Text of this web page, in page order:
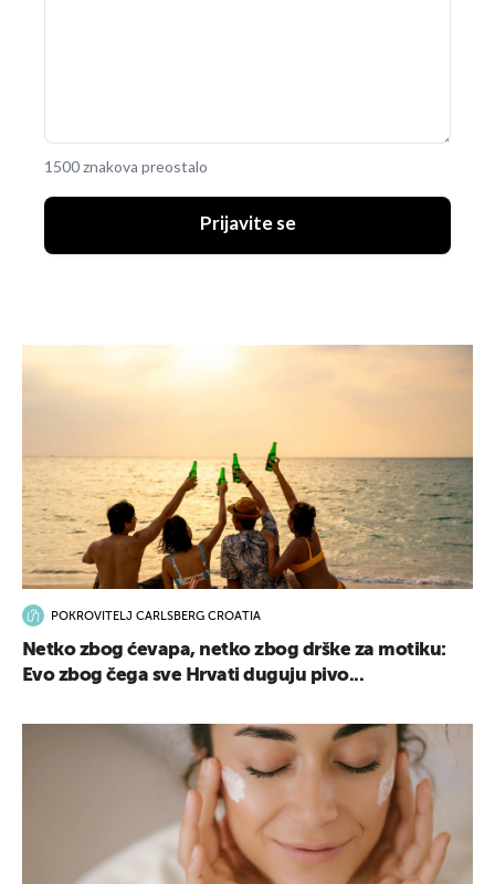
1500 znakova preostalo
Prijavite se
POKROVITELJ CARLSBERG CROATIA
Netko zbog ćevapa, netko zbog drške za motiku:
Evo zbog čega sve Hrvati duguju pivo...